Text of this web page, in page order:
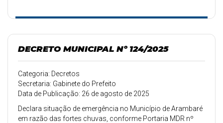
DECRETO MUNICIPAL Nº 124/2025
Categoria: Decretos
Secretaria: Gabinete do Prefeito
Data de Publicação: 26 de agosto de 2025
Declara situação de emergência no Município de Arambaré
em razão das fortes chuvas, conforme Portaria MDR nº